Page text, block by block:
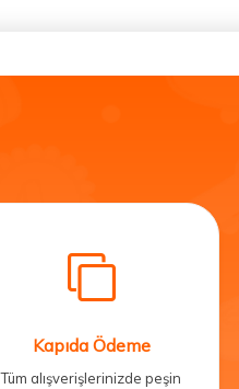
Kapıda Ödeme
Tüm alışverişlerinizde peşin